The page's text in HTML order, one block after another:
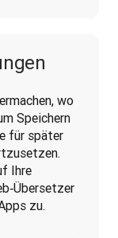
wo
Speichern
für später
Ihre
zu.